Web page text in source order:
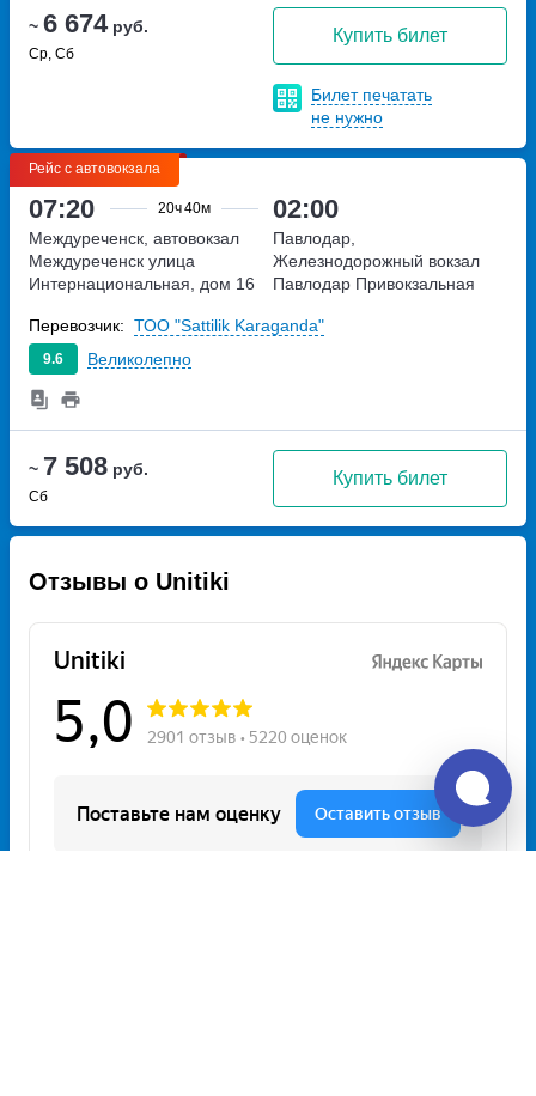
~ 6 674руб.
Ср, Сб
Купить билет
Билет печатать
не нужно
Рейс с автовокзала
07:20 20ч40м 02:00
~ 7 508 руб.
Сб
Купить билет
Междуреченск, автовокзал
Междуреченск улица
Интернациональная, дом 16
Павлодар,
Железнодорожный вокзал
Павлодар Привокзальная
9.6 Великолепно
Перевозчик: ТОО "Sattilik Karaganda"
Отзывы о Unitiki